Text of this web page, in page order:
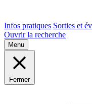
Infos pratiques Sorties et
Ouvrir la recherche
Menu
Fermer